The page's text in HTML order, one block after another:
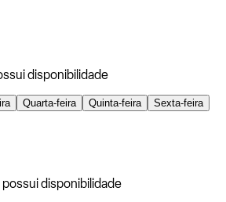
disponibilidade
Quarta-feira Quinta-feira
Sexta-feira
disponibilidade